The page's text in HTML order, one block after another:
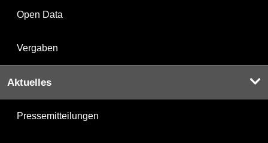
Open Data
Vergaben
Aktuelles
Pressemitteilungen